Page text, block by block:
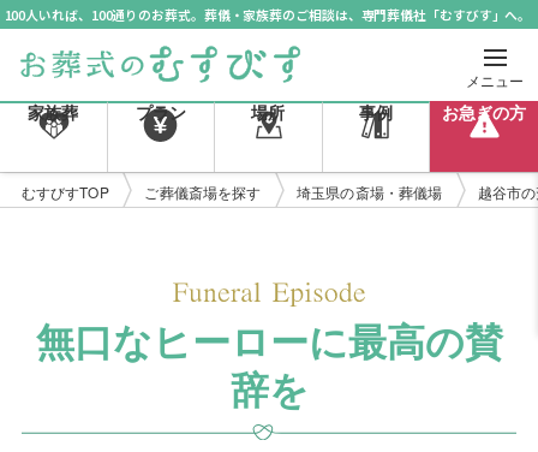
100人いれば、100通りのお葬式。葬儀・家族葬のご相談は、専門葬儀社「むすびす」へ。
メニュー
家族葬 プラン 場所 事例 お急ぎの方
むすびすTOP ご葬儀斎場を探す 埼玉県の斎場・葬儀場 越谷市
無口なヒーローに最高の賛
辞を